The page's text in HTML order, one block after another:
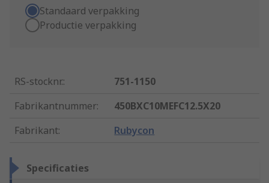
Standaard verpakking
Productie verpakking
RS-stocknr.:
751-1150
Fabrikantnummer:
450BXC10MEFC12.5X20
Fabrikant: Rubycon
Specificaties